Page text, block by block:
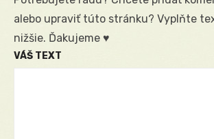
alebo upraviť túto stránku? Vyplňte
nižšie. Ďakujeme ♥
VÁŠ TEXT